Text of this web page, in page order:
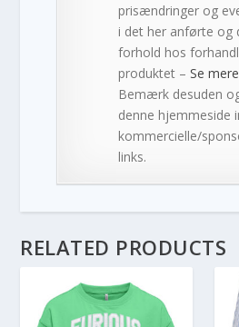
prisændringer og
i det her anførte og
forhold hos
produktet –Se
Bemærk desuden
denne hjemmeside
kommercielle/
links.
RELATED PRODUCTS